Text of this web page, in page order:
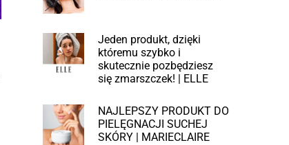
Jeden produkt, dzięki
któremu szybko i
skutecznie pozbędziesz
się zmarszczek! | ELLE
NAJLEPSZY PRODUKT DO
PIELĘGNACJI SUCHEJ
SKÓRY | MARIECLAIRE